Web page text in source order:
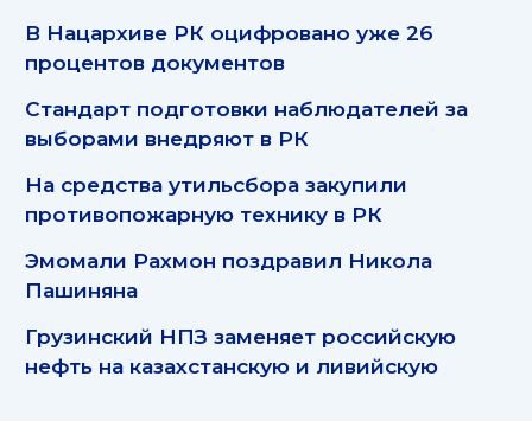
В Нацархиве РК оцифровано уже 26
процентов документов
Стандарт подготовки наблюдателей за
выборами внедряют в РК
На средства утильсбора закупили
противопожарную технику в РК
Эмомали Рахмон поздравил Никола
Пашиняна
Грузинский НПЗ заменяет российскую
нефть на казахстанскую и ливийскую